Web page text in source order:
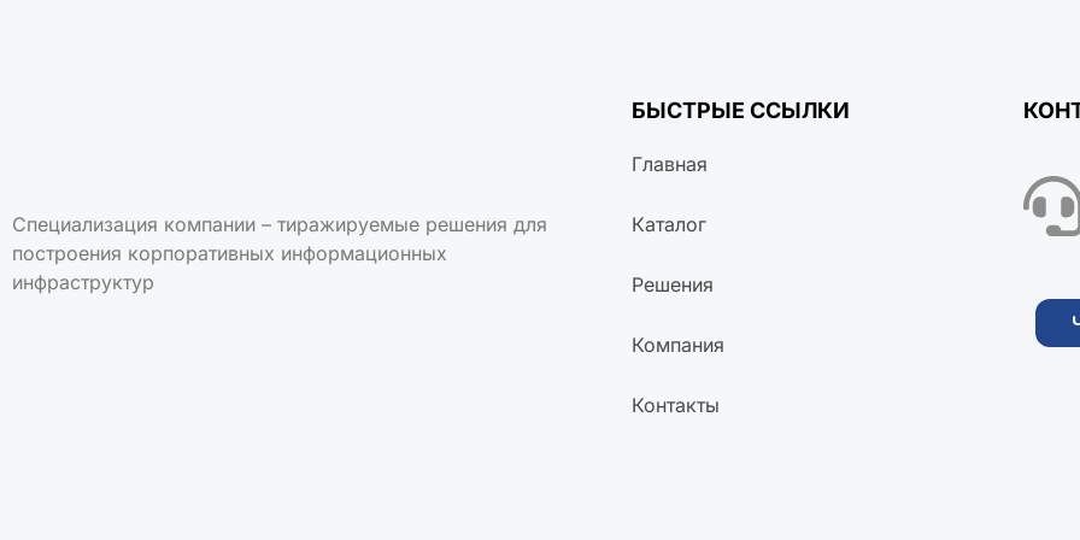
Специализация компании – тиражируемые решения для
построения корпоративных информационных
инфраструктур
БЫСТРЫЕ ССЫЛКИ
Главная
Каталог
Решения
Компания
Контакты